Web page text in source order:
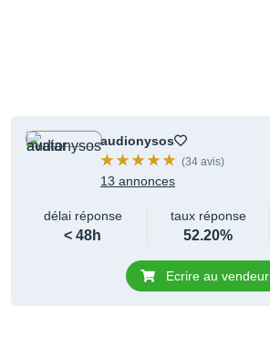
audionysos
(34 avis)
13 annonces
délai réponse
< 48h
taux réponse
52.20%
Ecrire au vendeur